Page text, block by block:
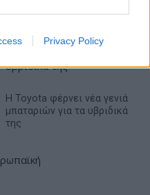
Privacy Policy
Η Toyota φέρνει νέα γενιά
μπαταριών για τα υβριδικά
της